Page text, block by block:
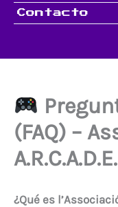
Contacto
(FAQ) –
A.R.C.A.D.E.
¿Qué es l’Associació